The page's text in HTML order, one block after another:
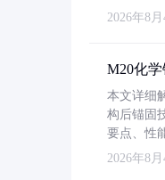
2026年8月
M20化
本文详细
构后锚固
要点、性
2026年8月